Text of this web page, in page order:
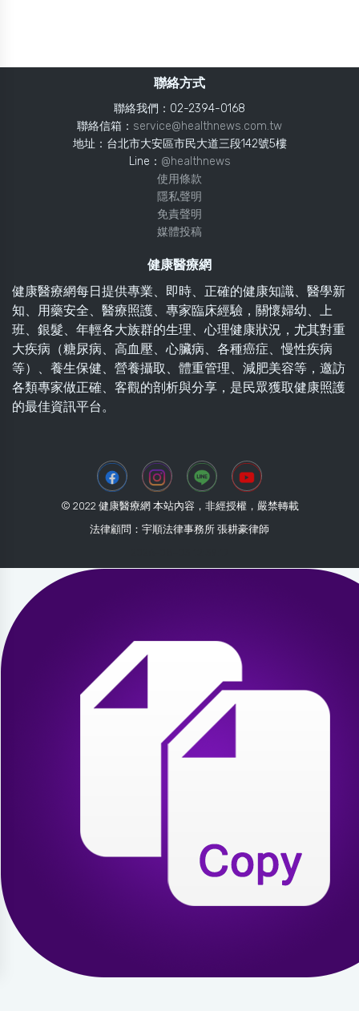
聯絡方式
聯絡我們：02-2394-0168
聯絡信箱： service@healthnews.com.tw
地址：台北市大安區市民大道三段142號5樓
Line： @healthnews
使用條款
隱私聲明
免責聲明
媒體投稿
健康醫療網
健康醫療網每日提供專業、即時、正確的健康知識、醫學新
知、用藥安全、醫療照護、專家臨床經驗，關懷婦幼、上
班、銀髮、年輕各大族群的生理、心理健康狀況，尤其對重
大疾病（糖尿病、高血壓、心臟病、各種癌症、慢性疾病
等）、養生保健、營養攝取、體重管理、減肥美容等，邀訪
各類專家做正確、客觀的剖析與分享，是民眾獲取健康照護
的最佳資訊平台。
© 2022 健康醫療網 本站內容，非經授權，嚴禁轉載
法律顧問：宇順法律事務所 張耕豪律師